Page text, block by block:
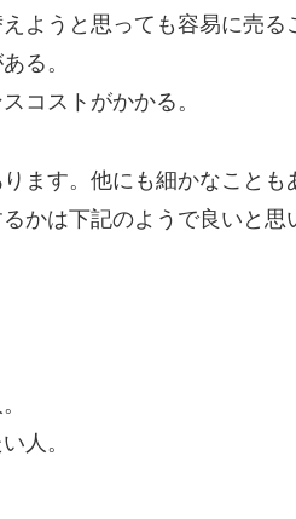
と思っても容易に売るこ
る。
ストがかかる。
ます。他にも細かなことも
かは下記のようで良いと思
人。